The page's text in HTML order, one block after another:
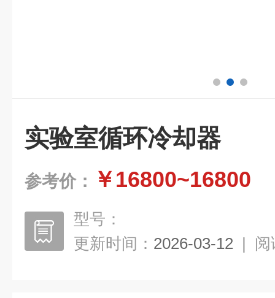
实验室循环冷却器
参考价： ￥16800~16800
型号：
更新时间： 2026-03-12 | 阅